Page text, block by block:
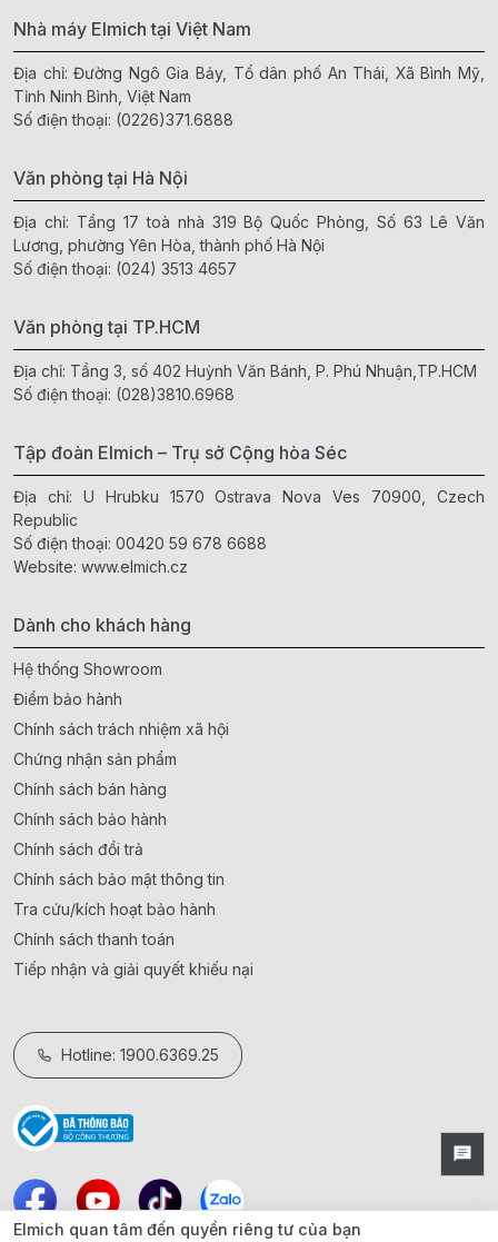
Nhà máy Elmich tại Việt Nam
Địa chỉ: Đường Ngô Gia Bảy, Tổ dân phố An Thái, Xã Bình Mỹ,
Tỉnh Ninh Bình, Việt Nam
Số điện thoại: (0226)371.6888
Văn phòng tại Hà Nội
Địa chỉ: Tầng 17 toà nhà 319 Bộ Quốc Phòng, Số 63 Lê Văn
Lương, phường Yên Hòa, thành phố Hà Nội
Số điện thoại: (024) 3513 4657
Văn phòng tại TP.HCM
Địa chỉ: Tầng 3, số 402 Huỳnh Văn Bánh, P. Phú Nhuận,TP.HCM
Số điện thoại: (028)3810.6968
Tập đoàn Elmich – Trụ sở Cộng hòa Séc
Địa chỉ: U Hrubku 1570 Ostrava Nova Ves 70900, Czech
Republic
Số điện thoại: 00420 59 678 6688
Website: www.elmich.cz
Dành cho khách hàng
Hệ thống Showroom
Điểm bảo hành
Chính sách trách nhiệm xã hội
Chứng nhận sản phẩm
Chính sách bán hàng
Chính sách bảo hành
Chính sách đổi trả
Chính sách bảo mật thông tin
Tra cứu/kích hoạt bảo hành
Chính sách thanh toán
Tiếp nhận và giải quyết khiếu nại
Hotline: 1900.6369.25
Elmich quan tâm đến quyền riêng tư của bạn